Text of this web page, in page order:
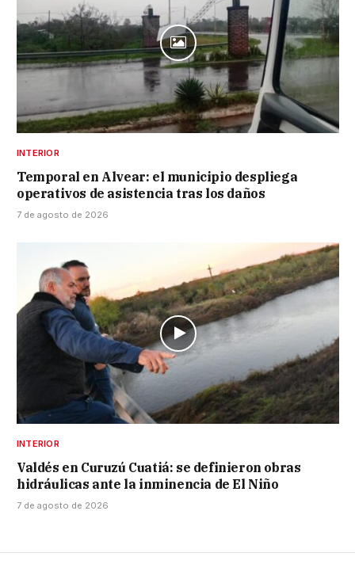
INTERIOR
Temporal en Alvear: el municipio despliega
operativos de asistencia tras los daños
7 de agosto de 2026
INTERIOR
Valdés en Curuzú Cuatiá: se definieron obras
hidráulicas ante la inminencia de El Niño
7 de agosto de 2026